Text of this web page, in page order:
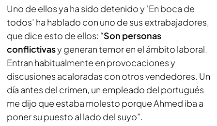
Uno de ellos ya ha sido detenido y ‘En boca de
todos’ ha hablado con uno de sus extrabajadores,
que dice esto de ellos: “Son personas
conflictivasy generan temor en el ámbito laboral.
Entran habitualmente en provocaciones y
discusiones acaloradas con otros vendedores. Un
día antes del crimen, un empleado del portugués
me dijo que estaba molesto porque Ahmed iba a
poner su puesto al lado del suyo”.